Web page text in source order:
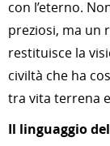
con l’eterno.
preziosi, ma un
restituisce la
civiltà che ha
tra vita terrena
Il linguaggio